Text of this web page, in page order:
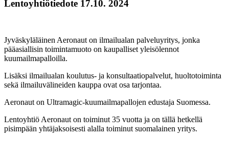
Lentoyhtiötiedote 17.10. 2024
Jyväskyläläinen Aeronaut on ilmailualan palveluyritys, jonka
pääasiallisin toimintamuoto on kaupalliset yleisölennot
kuumailmapalloilla.
Lisäksi ilmailualan koulutus- ja konsultaatiopalvelut, huoltotoiminta
sekä ilmailuvälineiden kauppa ovat osa tarjontaa.
Aeronaut on Ultramagic-kuumailmapallojen edustaja Suomessa.
Lentoyhtiö Aeronaut on toiminut 35 vuotta ja on tällä hetkellä
pisimpään yhtäjaksoisesti alalla toiminut suomalainen yritys.